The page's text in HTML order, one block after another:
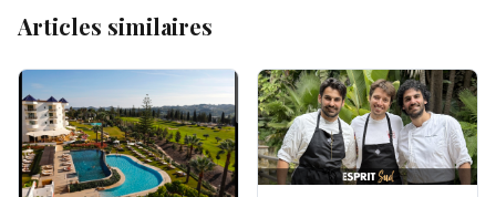
Articles similaires